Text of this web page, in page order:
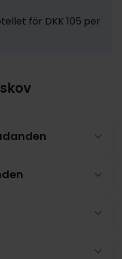
för DKK 105 per